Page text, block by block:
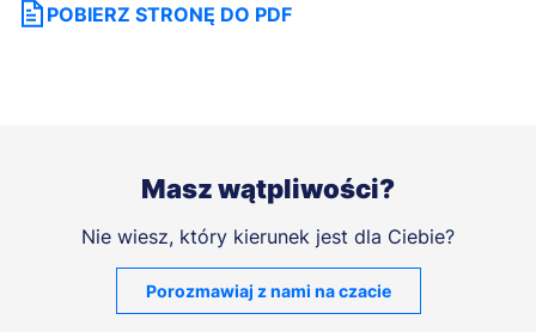
POBIERZ STRONĘ DO PDF
Masz wątpliwości?
Nie wiesz, który kierunek jest dla Ciebie?
Porozmawiaj z nami na czacie